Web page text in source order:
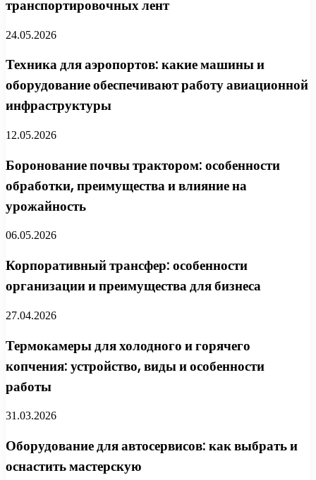
транспортировочных лент
24.05.2026
Техника для аэропортов: какие машины и
оборудование обеспечивают работу авиационной
инфраструктуры
12.05.2026
Боронование почвы трактором: особенности
обработки, преимущества и влияние на
урожайность
06.05.2026
Корпоративный трансфер: особенности
организации и преимущества для бизнеса
27.04.2026
Термокамеры для холодного и горячего
копчения: устройство, виды и особенности
работы
31.03.2026
Оборудование для автосервисов: как выбрать и
оснастить мастерскую